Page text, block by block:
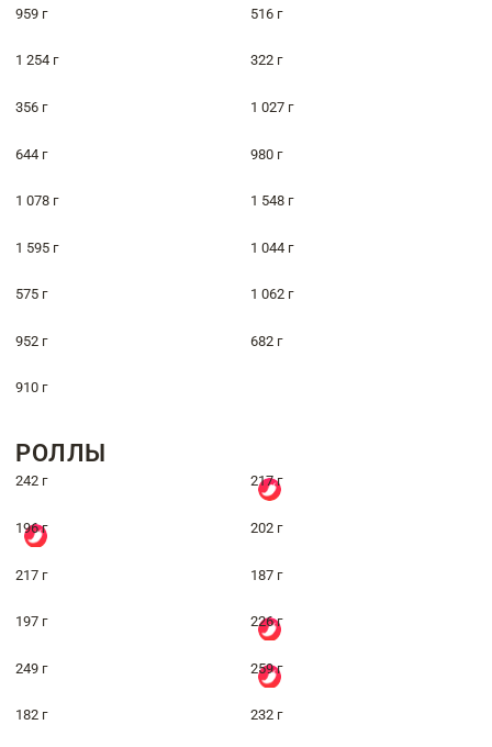
959 г 516 г
1 254 г 322 г
356 г 1 027 г
644 г 980 г
1 078 г 1 548 г
1 595 г 1 044 г
575 г 1 062 г
952 г 682 г
910 г
РОЛЛЫ
242 г 217 г
196 г 202 г
217 г 187 г
197 г 226 г
249 г 259 г
182 г 232 г